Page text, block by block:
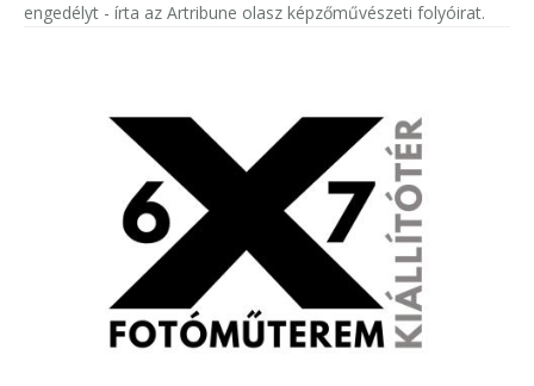
engedélyt - írta az Artribune olasz képzőművészeti folyóirat.